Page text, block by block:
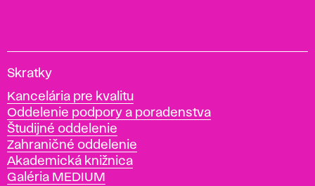
V
s
o
k
á
š
k
Skratky
Kancelária pre kvalitu
Oddelenie podpory a poradenstva
Študijné oddelenie
Zahraničné oddelenie
Akademická knižnica
Galéria MEDIUM